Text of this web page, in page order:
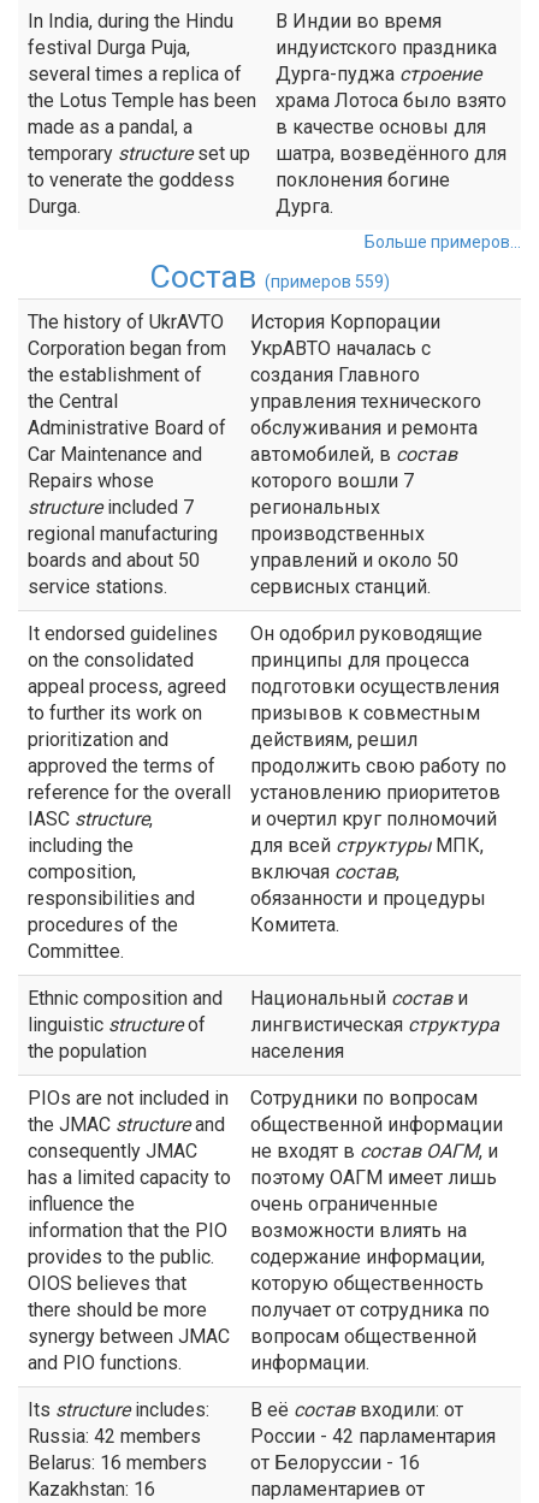
In India, during the Hindu
festival Durga Puja,
several times a replica of
the Lotus Temple has been
made as a pandal, a
temporary structureset up
to venerate the goddess
Durga.
В Индии во время
индуистского праздника
Дурга-пуджа строение
храма Лотоса было взято
в качестве основы для
шатра, возведённого для
поклонения богине
Дурга.
Больше примеров...
Состав (примеров 559)
The history of UkrAVTO
Corporation began from
the establishment of
the Central
Administrative Board of
Car Maintenance and
Repairs whose
structureincluded 7
regional manufacturing
boards and about 50
service stations.
История Корпорации
УкрАВТО началась с
создания Главного
управления технического
обслуживания и ремонта
автомобилей, в состав
которого вошли 7
региональных
производственных
управлений и около 50
сервисных станций.
It endorsed guidelines
on the consolidated
appeal process, agreed
to further its work on
prioritization and
approved the terms of
reference for the overall
IASC structure,
including the
composition,
responsibilities and
procedures of the
Committee.
Он одобрил руководящие
принципы для процесса
подготовки осуществления
призывов к совместным
действиям, решил
продолжить свою работу по
установлению приоритетов
и очертил круг полномочий
для всей структурыМПК,
включая состав,
обязанности и процедуры
Комитета.
Ethnic composition and
linguistic structureof
the population
Национальный состави
лингвистическая структура
населения
PIOs are not included in
the JMAC structureand
consequently JMAC
has a limited capacity to
influence the
information that the PIO
provides to the public.
OIOS believes that
there should be more
synergy between JMAC
and PIO functions.
Сотрудники по вопросам
общественной информации
не входят в состав ОАГМ, и
поэтому ОАГМ имеет лишь
очень ограниченные
возможности влиять на
содержание информации,
которую общественность
получает от сотрудника по
вопросам общественной
информации.
Its structureincludes:
Russia: 42 members
Belarus: 16 members
Kazakhstan: 16
В её составвходили: от
России - 42 парламентария
от Белоруссии - 16
парламентариев от